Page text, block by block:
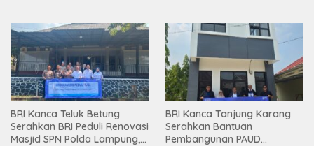
Mesuji
BRI Kanca Teluk Betung
Serahkan BRI Peduli Renovasi
Masjid SPN Polda Lampung,
BRI Kanca Tanjung Karang
Serahkan Bantuan
Pembangunan PAUD